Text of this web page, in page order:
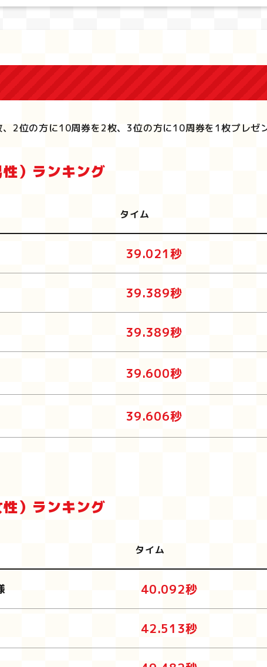
2位の方に10周券を2枚、3位の方に10周券を1枚プレゼ
）ランキング
タイム
39.021秒
39.389秒
39.389秒
39.600秒
39.606秒
）ランキング
タイム
40.092秒
42.513秒